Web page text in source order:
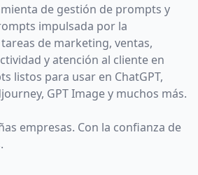
de gestión de prompts y
impulsada por la
de marketing, ventas,
y atención al cliente en
listos para usar en ChatGPT,
GPT Image y muchos más.
empresas. Con la confianza de